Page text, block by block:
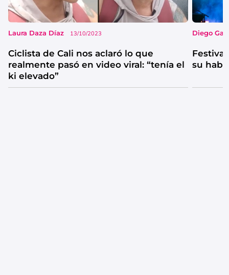
Laura Daza Díaz 13/10/2023
Ciclista de Cali nos aclaró lo que
realmente pasó en video viral: “tenía el
ki elevado”
Diego
su